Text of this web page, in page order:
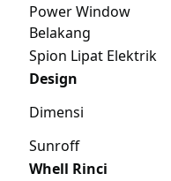
Power Window
Belakang
Spion Lipat Elektrik
Design
Dimensi
Sunroff
Whell Rinci